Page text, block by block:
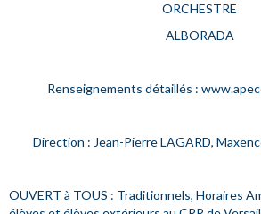
ORCHESTRE
ALBORADA
Renseignements détaillés :
Direction : Jean-Pierre LAGARD,
OUVERT à TOUS : Traditionnels, Horaires